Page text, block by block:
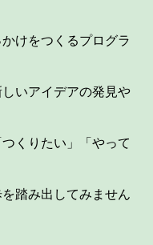
けをつくるプログラ
いアイデアの発見や
くりたい」「やって
踏み出してみません